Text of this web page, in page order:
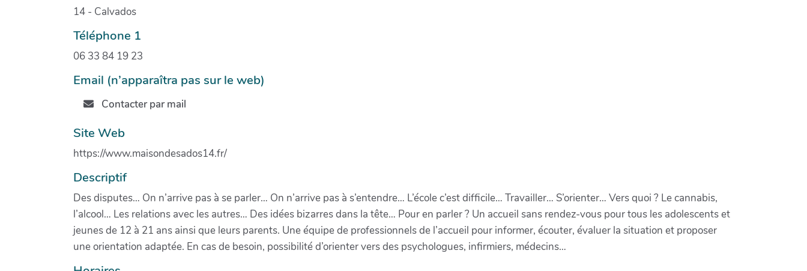
14 - Calvados
Téléphone 1
06 33 84 19 23
Email (n’apparaîtra pas sur le web)
Contacter par mail
Site Web
https://www.maisondesados14.fr/
Descriptif
Des disputes… On n’arrive pas à se parler… On n’arrive pas à s’entendre… L’école c’est difficile… Travailler… S’orienter… Vers quoi ? Le cannabis,
l’alcool… Les relations avec les autres… Des idées bizarres dans la tête… Pour en parler ? Un accueil sans rendez-vous pour tous les adolescents et
jeunes de 12 à 21 ans ainsi que leurs parents. Une équipe de professionnels de l’accueil pour informer, écouter, évaluer la situation et proposer
une orientation adaptée. En cas de besoin, possibilité d’orienter vers des psychologues, infirmiers, médecins…